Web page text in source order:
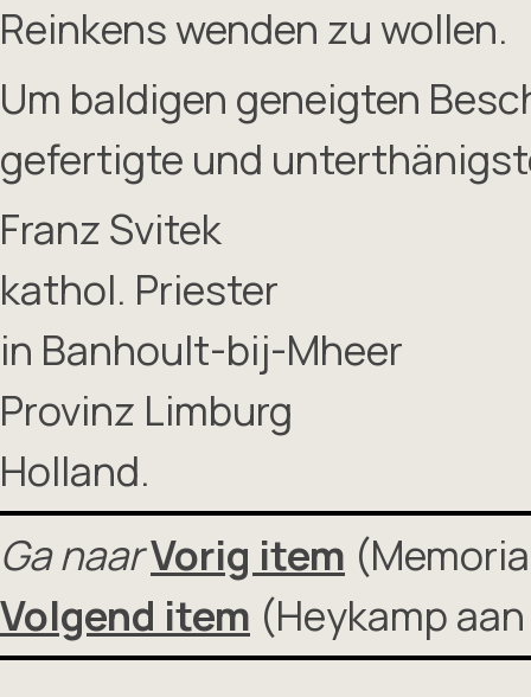
Reinkens wenden zu wollen.
Um baldigen geneigten
gefertigte und
Franz Svitek
kathol. Priester
in Banhoult-bij-Mheer
Provinz Limburg
Holland.
Ga naarVorig item
Volgend item (Heykamp